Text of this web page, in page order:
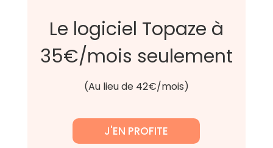
Le logiciel Topaze à
35€/mois seulement
(Au lieu de 42€/mois)
J'EN PROFITE